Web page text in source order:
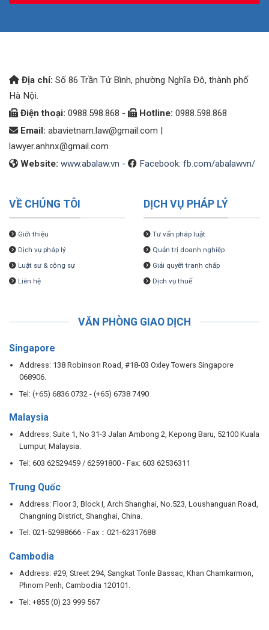
Địa chỉ: Số 86 Trần Tử Bình, phường Nghĩa Đô, thành phố
Hà Nội.
Điện thoại: 0988.598.868 - Hotline: 0988.598.868
Email: abavietnam.law@gmail.com |
lawyer.anhnx@gmail.com
Website: www.abalaw.vn - Facebook: fb.com/abalawvn/
VỀ CHÚNG TÔI
Giới thiệu
Dịch vụ pháp lý
Luật sư & cộng sự
Liên hệ
DỊCH VỤ PHÁP LÝ
Tư vấn pháp luật
Quản trị doanh nghiệp
Giải quyết tranh chấp
Dịch vụ thuế
VĂN PHÒNG GIAO DỊCH
Singapore
Address: 138 Robinson Road, #18-03 Oxley Towers Singapore
068906.
Tel: (+65) 6836 0732 - (+65) 6738 7490
Malaysia
Address: Suite 1, No 31-3 Jalan Ambong 2, Kepong Baru, 52100 Kuala
Lumpur, Malaysia.
Tel: 603 62529459 / 62591800 - Fax: 603 62536311
Trung Quốc
Address: Floor 3, Block I, Arch Shanghai, No.523, Loushanguan Road,
Changning District, Shanghai, China.
Tel: 021-52988666 - Fax：021-62317688
Cambodia
Address: #29, Street 294, Sangkat Tonle Bassac, Khan Chamkarmon,
Phnom Penh, Cambodia 120101.
Tel: +855 (0) 23 999 567